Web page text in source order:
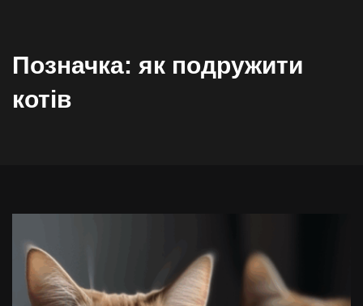
Позначка: як подружити
котів